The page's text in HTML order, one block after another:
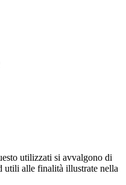
utilizzati si avvalgono di
utili alle finalità illustrate nella